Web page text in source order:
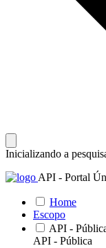
Inicializando a
API - Portal
Home
Escopo
API -
API - Pública